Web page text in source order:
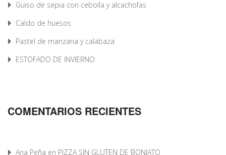
Guiso de sepia con cebolla y alcachofas
Caldo de huesos
Pastel de manzana y calabaza
ESTOFADO DE INVIERNO
COMENTARIOS RECIENTES
Ana Peña en PIZZA SIN GLUTEN DE BONIATO